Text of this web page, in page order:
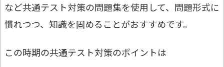
など共通テスト対策の問題集を使用して、問題形式に
慣れつつ、知識を固めることがおすすめです。
この時期の共通テスト対策のポイントは